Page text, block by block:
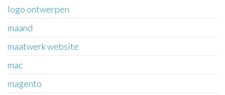
logo ontwerpen
maand
maatwerk website
mac
magento